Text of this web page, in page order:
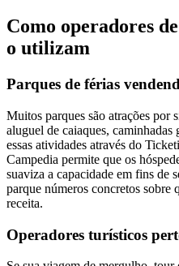
Como operadores
o utilizam
Parques de férias
Muitos parques são atrações
aluguel de caiaques, caminhadas
essas atividades através do
Campedia permite que os
suaviza a capacidade em fins de
parque números concretos sobre
receita.
Operadores turísticos